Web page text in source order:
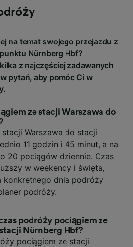
na temat swojego przejazdu z
Nürnberg Hbf?
z najczęściej zadawanych
pytań, aby pomóc Ci w
ze stacji Warszawa do
Warszawa do stacji
11 godzin i 45 minut, a na
20 pociągów dziennie. Czas
w weekendy i święta,
konkretnego dnia podróży
podróży.
podróży pociągiem ze
Nürnberg Hbf?
pociągiem ze stacji